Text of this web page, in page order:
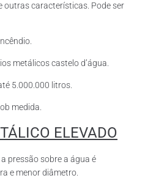
outras características. Pode ser
metálicos castelo d’água.
5.000.000 litros.
medida.
ELEVADO
pressão sobre a água é
e menor diâmetro.